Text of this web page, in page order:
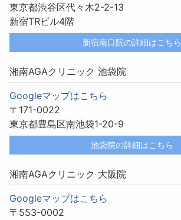
東京都渋谷区代々木2-2-13
新宿TRビル4階
新宿南口院の詳細はこちら
湘南AGAクリニック 池袋院
Googleマップはこちら
〒171-0022
東京都豊島区南池袋1-20-9
池袋院の詳細はこちら
湘南AGAクリニック 大阪院
Googleマップはこちら
〒553-0002